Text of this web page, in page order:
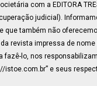
com a EDITORA
judicial).
que também não
revista impressa de nome
fazê-lo, nos
istoe.com.br” e seus